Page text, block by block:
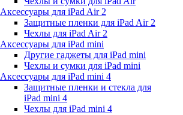
Аксессуары для iPad Air 2
Защитные пленки для iPad Air 2
Чехлы для iPad Air 2
Аксессуары для iPad mini
Другие гаджеты для iPad mini
Чехлы и сумки для iPad mini
Аксессуары для iPad mini 4
Защитные пленки и стекла для
iPad mini 4
Чехлы для iPad mini 4